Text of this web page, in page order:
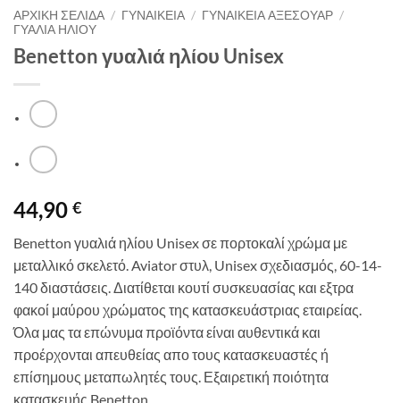
ΑΡΧΙΚΉ ΣΕΛΊΔΑ / ΓΥΝΑΙΚΕΙΑ / ΓΥΝΑΙΚΕΙΑ ΑΞΕΣΟΥΑΡ /
ΓΥΑΛΙΑ ΗΛΙΟΥ
Benetton γυαλιά ηλίου Unisex
44,90 €
Benetton γυαλιά ηλίου Unisex σε πορτοκαλί χρώμα με
μεταλλικό σκελετό. Aviator στυλ, Unisex σχεδιασμός, 60-14-
140 διαστάσεις. Διατίθεται κουτί συσκευασίας και εξτρα
φακοί μαύρου χρώματος της κατασκευάστριας εταιρείας.
Όλα μας τα επώνυμα προϊόντα είναι αυθεντικά και
προέρχονται απευθείας απο τους κατασκευαστές ή
επίσημους μεταπωλητές τους. Εξαιρετική ποιότητα
κατασκευής Benetton.